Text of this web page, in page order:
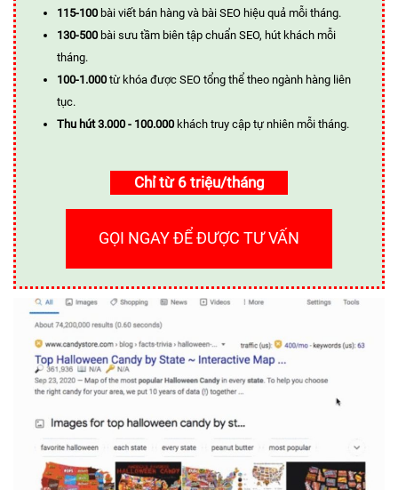
115-100 bài viết bán hàng và bài SEO hiệu quả mỗi tháng.
130-500 bài sưu tầm biên tập chuẩn SEO, hút khách mỗi
tháng.
100-1.000 từ khóa được SEO tổng thể theo ngành hàng liên
tục.
Thu hút 3.000 - 100.000 khách truy cập tự nhiên mỗi tháng.
Chỉ từ 6 triệu/tháng
GỌI NGAY ĐỂ ĐƯỢC TƯ VẤN